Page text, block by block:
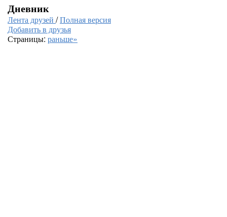
Дневник
Лента друзей /Полная версия
Добавить в друзья
Страницы: раньше»